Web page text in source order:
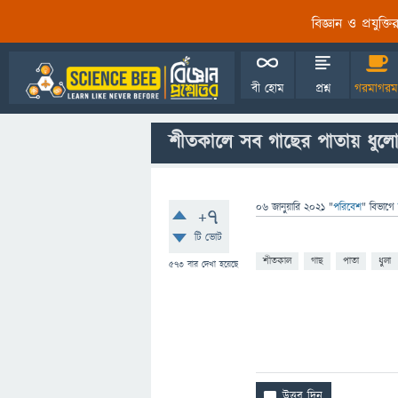
বিজ্ঞান ও
বী হোম প্রশ্ন
শীতকালে সব গাছের পাতায়
+7
টি ভোট
573 বার দেখা হয়েছে
06 জানুয়ারি 2021 "পরিবেশ" বিভাগে
শীতকাল গাছ পাতা ধুলা